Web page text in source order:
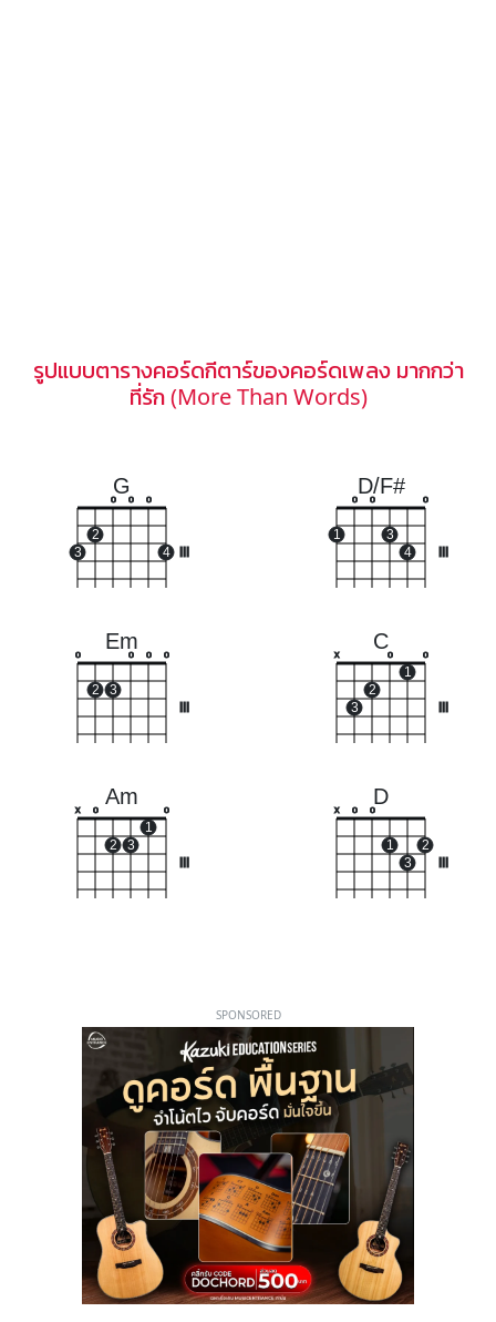
รูปแบบตารางคอร์ดกีตาร์ของคอร์ดเพลง มากกว่า
ที่รัก (More Than Words)
G
3
2
o o o
4
D/F#
1
o o
3
4
o
Em
o
2 3
o o o
C
x
3
2
o
1
o
Am
x o
2 3
1
o
D
x o o
1
3
2
SPONSORED